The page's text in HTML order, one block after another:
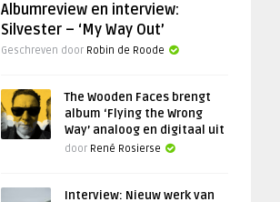
Albumreview en interview:
Silvester – ‘My Way Out’
Geschreven door Robin de Roode
The Wooden Faces brengt
album ‘Flying the Wrong
Way’ analoog en digitaal uit
door René Rosierse
Interview: Nieuw werk van